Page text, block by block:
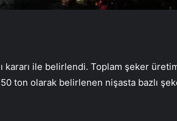
kararı ile belirlendi. Toplam şeker
ton olarak belirlenen nişasta bazlı